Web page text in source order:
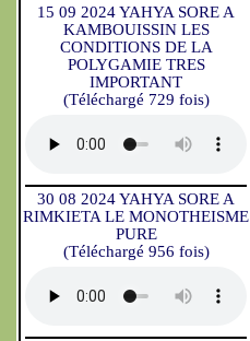
15 09 2024 YAHYA SORE A
KAMBOUISSIN LES
CONDITIONS DE LA
POLYGAMIE TRES
IMPORTANT
(Téléchargé 729 fois)
30 08 2024 YAHYA SORE A
RIMKIETA LE MONOTHEISME
PURE
(Téléchargé 956 fois)